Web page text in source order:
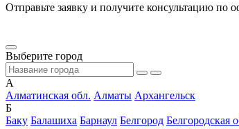
Отправьте заявку и получите консультацию по
Выберите город
А
Алматинская обл. Алматы Архангельск
Б
Баку Балашиха Барнаул Белгород Белгородская